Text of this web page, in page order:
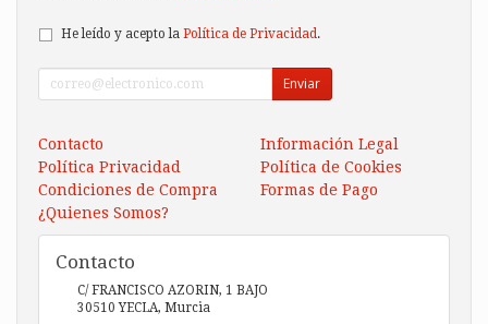
He leído y acepto la Política de Privacidad.
Enviar
Contacto
Información Legal
Política Privacidad
Política de Cookies
Condiciones de Compra
Formas de Pago
¿Quienes Somos?
Contacto
C/ FRANCISCO AZORIN, 1 BAJO
30510 YECLA, Murcia